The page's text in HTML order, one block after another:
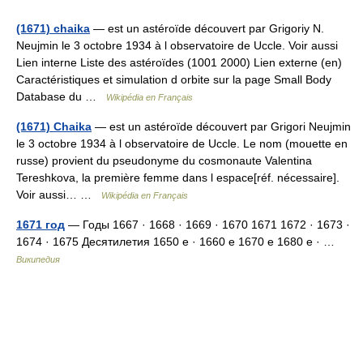
(1671) chaika — est un astéroïde découvert par Grigoriy N.
Neujmin le 3 octobre 1934 à l observatoire de Uccle. Voir aussi
Lien interne Liste des astéroïdes (1001 2000) Lien externe (en)
Caractéristiques et simulation d orbite sur la page Small Body
Database du …
Wikipédia en Français
(1671) Chaika — est un astéroïde découvert par Grigori Neujmin
le 3 octobre 1934 à l observatoire de Uccle. Le nom (mouette en
russe) provient du pseudonyme du cosmonaute Valentina
Tereshkova, la première femme dans l espace[réf. nécessaire].
Voir aussi… …
Wikipédia en Français
1671 год — Годы 1667 · 1668 · 1669 · 1670 1671 1672 · 1673 ·
1674 · 1675 Десятилетия 1650 е · 1660 е 1670 е 1680 е · …
Википедия